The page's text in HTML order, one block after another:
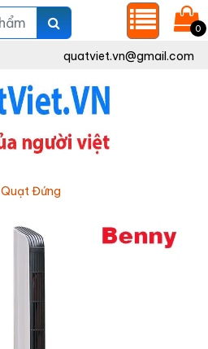
0
quatviet.vn@gmail.com
Quạt Đứng